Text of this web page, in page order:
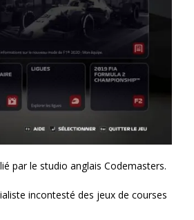
par le studio anglais Codemasters.
incontesté des jeux de courses